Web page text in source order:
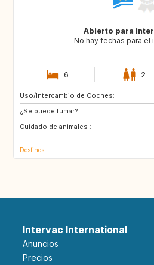
Abierto para
No hay fechas para el
6 2
Uso/Intercambio de Coches:
¿Se puede fumar?:
Cuidado de animales :
NO
IE
ES
Destinos
Intervac International
Anuncios
Precios